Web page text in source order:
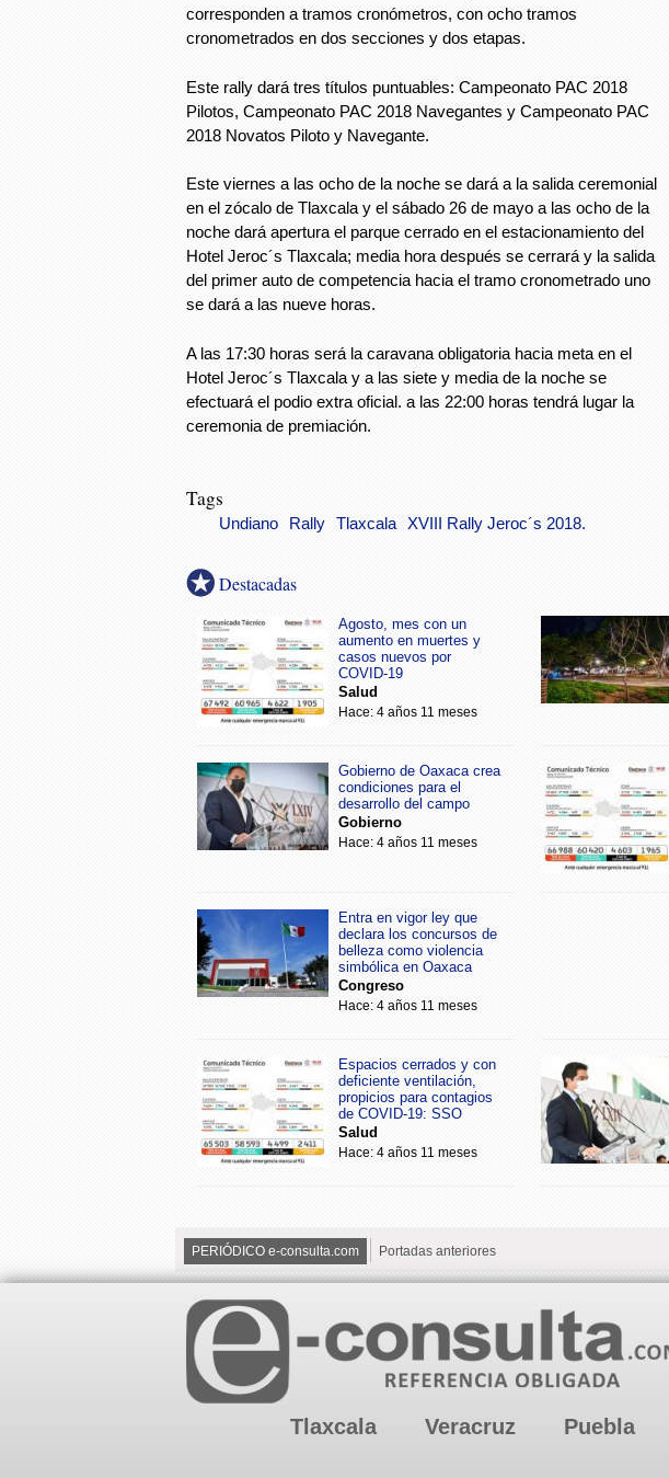
corresponden a tramos cronómetros, con ocho tramos
cronometrados en dos secciones y dos etapas.
Este rally dará tres títulos puntuables: Campeonato PAC 2018
Pilotos, Campeonato PAC 2018 Navegantes y Campeonato PAC
2018 Novatos Piloto y Navegante.
Este viernes a las ocho de la noche se dará a la salida ceremonial
en el zócalo de Tlaxcala y el sábado 26 de mayo a las ocho de la
noche dará apertura el parque cerrado en el estacionamiento del
Hotel Jeroc´s Tlaxcala; media hora después se cerrará y la salida
del primer auto de competencia hacia el tramo cronometrado uno
se dará a las nueve horas.
A las 17:30 horas será la caravana obligatoria hacia meta en el
Hotel Jeroc´s Tlaxcala y a las siete y media de la noche se
efectuará el podio extra oficial. a las 22:00 horas tendrá lugar la
ceremonia de premiación.
Tags
Undiano Rally Tlaxcala XVIII Rally Jeroc´s 2018.
Destacadas
Agosto, mes con un
aumento en muertes y
casos nuevos por
COVID-19
Salud
Hace: 4 años 11 meses
Gobierno de Oaxaca crea
condiciones para el
desarrollo del campo
Gobierno
Hace: 4 años 11 meses
Entra en vigor ley que
declara los concursos de
belleza como violencia
simbólica en Oaxaca
Congreso
Hace: 4 años 11 meses
Espacios cerrados y con
deficiente ventilación,
propicios para contagios
de COVID-19: SSO
Salud
Hace: 4 años 11 meses
PERIÓDICO e-consulta.com Portadas anteriores
Tlaxcala Veracruz Puebla